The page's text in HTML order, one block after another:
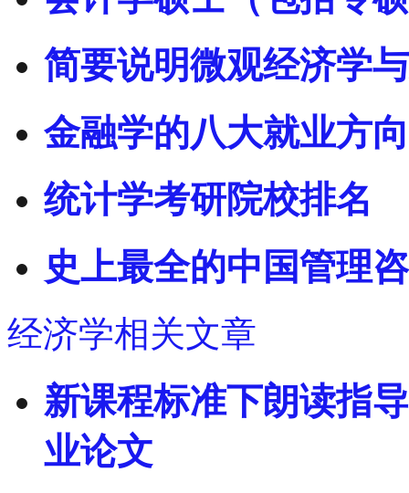
简要说明微观经济学
金融学的八大就业方
统计学考研院校排名
史上最全的中国管理
经济学相关文章
新课程标准下朗读指
业论文